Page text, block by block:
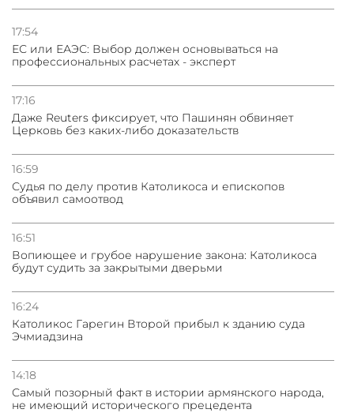
17:54
ЕС или ЕАЭС: Выбор должен основываться на
профессиональных расчетах - эксперт
17:16
Даже Reuters фиксирует, что Пашинян обвиняет
Церковь без каких-либо доказательств
16:59
Судья по делу против Католикоса и епископов
объявил самоотвод
16:51
Вопиющее и грубое нарушение закона: Католикоса
будут судить за закрытыми дверьми
16:24
Католикос Гарегин Второй прибыл к зданию суда
Эчмиадзина
14:18
Самый позорный факт в истории армянского народа,
не имеющий исторического прецедента
Азербайджане
31.07.2026
Сотрудничество и очереди – детали визита главы
погрануправления СНБ Армении в Тбилиси